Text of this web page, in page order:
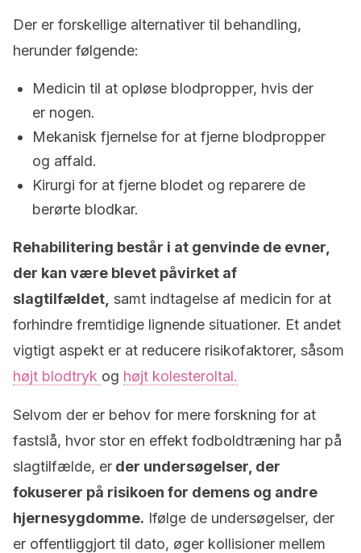
Der er forskellige alternativer til behandling,
herunder følgende:
Medicin til at opløse blodpropper, hvis der
er nogen.
Mekanisk fjernelse for at fjerne blodpropper
og affald.
Kirurgi for at fjerne blodet og reparere de
berørte blodkar.
Rehabilitering består i at genvinde de evner,
der kan være blevet påvirket af
slagtilfældet, samt indtagelse af medicin for at
forhindre fremtidige lignende situationer. Et andet
vigtigt aspekt er at reducere risikofaktorer, såsom
højt blodtryk og højt kolesteroltal.
Selvom der er behov for mere forskning for at
fastslå, hvor stor en effekt fodboldtræning har på
slagtilfælde, er der undersøgelser, der
fokuserer på risikoen for demens og andre
hjernesygdomme. Ifølge de undersøgelser, der
er offentliggjort til dato, øger kollisioner mellem